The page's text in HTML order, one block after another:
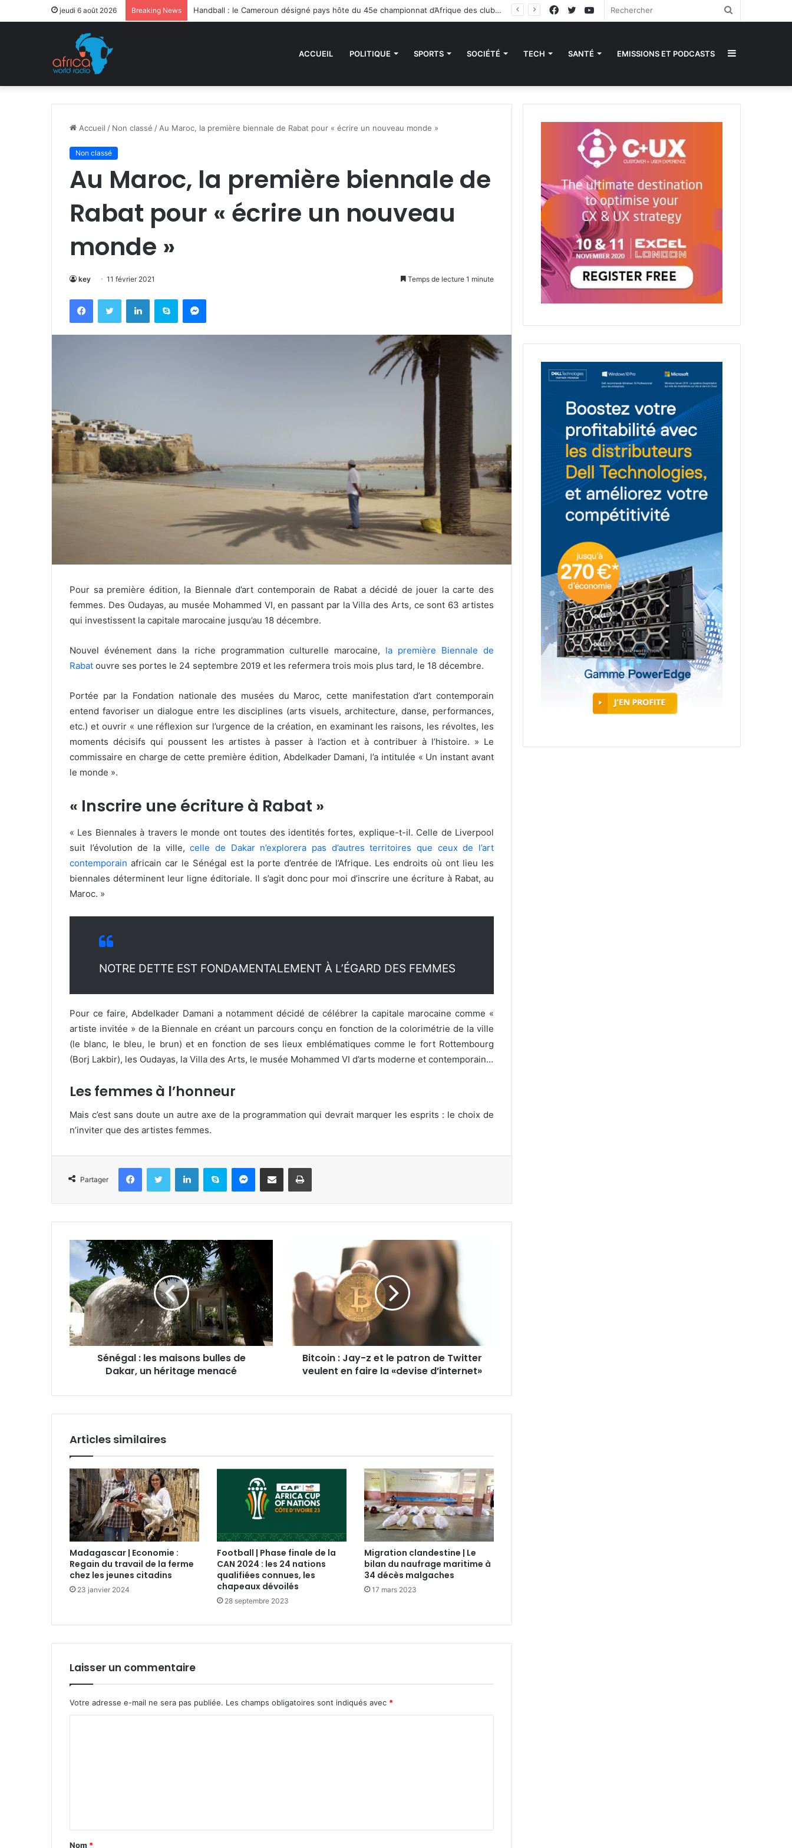
jeudi 6 août 2026 Breaking News Après la levée des sanctions de la CEDEAO : Le Bénin tend la main au Niger YouTube
Twitter
Facebook
ACCUEIL POLITIQUE SPORTS SOCIÉTÉ TECH SANTÉ EMISSIONS ET PODCASTS
Accueil / Non classé / Au Maroc, la première biennale de Rabat pour « écrire un nouveau monde »
Non classé
Au Maroc, la première biennale de
Rabat pour « écrire un nouveau
monde »
key 11 février 2021 Temps de lecture 1 minute
Pour sa première édition, la Biennale d’art contemporain de Rabat a décidé de jouer la carte des
femmes. Des Oudayas, au musée Mohammed VI, en passant par la Villa des Arts, ce sont 63 artistes
qui investissent la capitale marocaine jusqu’au 18 décembre.
Nouvel événement dans la riche programmation culturelle marocaine, la première Biennale de
Rabat ouvre ses portes le 24 septembre 2019 et les refermera trois mois plus tard, le 18 décembre.
Portée par la Fondation nationale des musées du Maroc, cette manifestation d’art contemporain
entend favoriser un dialogue entre les disciplines (arts visuels, architecture, danse, performances,
etc.) et ouvrir « une réflexion sur l’urgence de la création, en examinant les raisons, les révoltes, les
moments décisifs qui poussent les artistes à passer à l’action et à contribuer à l’histoire. » Le
commissaire en charge de cette première édition, Abdelkader Damani, l’a intitulée « Un instant avant
le monde ».
« Inscrire une écriture à Rabat »
« Les Biennales à travers le monde ont toutes des identités fortes, explique-t-il. Celle de Liverpool
suit l’évolution de la ville,celle de Dakar n’explorera pas d’autres territoires que ceux de l’art
contemporain africain car le Sénégal est la porte d’entrée de l’Afrique. Les endroits où ont lieu les
biennales déterminent leur ligne éditoriale. Il s’agit donc pour moi d’inscrire une écriture à Rabat, au
Maroc. »
NOTRE DETTE EST FONDAMENTALEMENT À L’ÉGARD DES FEMMES
Pour ce faire, Abdelkader Damani a notamment décidé de célébrer la capitale marocaine comme «
artiste invitée » de la Biennale en créant un parcours conçu en fonction de la colorimétrie de la ville
(le blanc, le bleu, le brun) et en fonction de ses lieux emblématiques comme le fort Rottembourg
(Borj Lakbir), les Oudayas, la Villa des Arts, le musée Mohammed VI d’arts moderne et contemporain…
Les femmes à l’honneur
Mais c’est sans doute un autre axe de la programmation qui devrait marquer les esprits : le choix de
n’inviter que des artistes femmes.
Partager
Sénégal : les maisons bulles de
Dakar, un héritage menacé
Bitcoin : Jay-z et le patron de Twitter
veulent en faire la «devise d’internet»
Articles similaires
Madagascar | Economie :
Regain du travail de la ferme
chez les jeunes citadins
23 janvier 2024
Football | Phase finale de la
CAN 2024 : les 24 nations
qualifiées connues, les
chapeaux dévoilés
28 septembre 2023
Migration clandestine | Le
bilan du naufrage maritime à
34 décès malgaches
17 mars 2023
Laisser un commentaire
Votre adresse e-mail ne sera pas publiée. Les champs obligatoires sont indiqués avec *
t
Nom *